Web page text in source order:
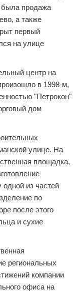
была продажа
а также
первый
на улице
центр на
в 1998-м,
"Петрокон"
дом
улице. На
площадка,
одной из частей
по
после этого
и сухие
региональных
компании
офиса на